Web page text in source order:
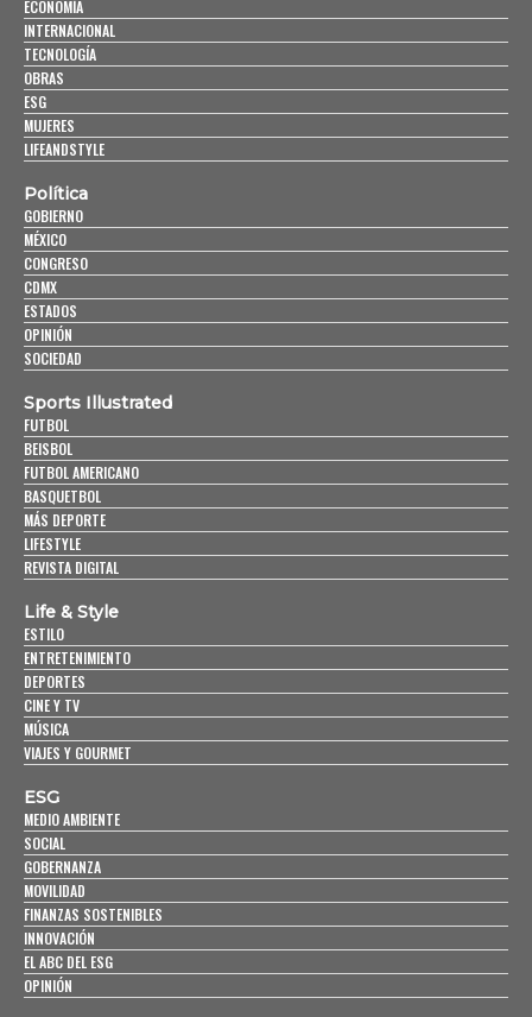
ECONOMÍA
INTERNACIONAL
TECNOLOGÍA
OBRAS
ESG
MUJERES
LIFEANDSTYLE
Política
GOBIERNO
MÉXICO
CONGRESO
CDMX
ESTADOS
OPINIÓN
SOCIEDAD
Sports Illustrated
FUTBOL
BEISBOL
FUTBOL AMERICANO
BASQUETBOL
MÁS DEPORTE
LIFESTYLE
REVISTA DIGITAL
Life & Style
ESTILO
ENTRETENIMIENTO
DEPORTES
CINE Y TV
MÚSICA
VIAJES Y GOURMET
ESG
MEDIO AMBIENTE
SOCIAL
GOBERNANZA
MOVILIDAD
FINANZAS SOSTENIBLES
INNOVACIÓN
EL ABC DEL ESG
OPINIÓN